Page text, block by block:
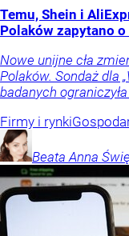
Temu, Shein i
Polaków zapytano
Nowe unijne cła
Polaków. Sondaż dla
badanych
Firmy i rynki
Beata Anna